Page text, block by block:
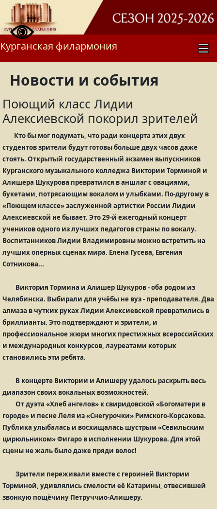
Курганская филармония
Новости и события
Поющий класс Лидии
Алексиевской покорил зрителей
Кто бы мог подумать, что ради концерта этих двух
студентов зрители будут готовы больше двух часов даже
стоять. Открытый государственный экзамен выпускников
Курганского музыкального колледжа Виктории Торминой и
Алишера Шукурова превратился в аншлаг с овациями,
букетами, потрясающим вокалом и улыбками. По-другому в
«Поющем классе» заслуженной артистки России Лидии
Алексиевской не бывает. Это 29-й ежегодный концерт
учеников одного из лучших педагогов страны по вокалу.
Воспитанников Лидии Владимировны можно встретить на
лучших оперных сценах мира. Елена Гусева, Евгения
Сотникова...
Виктория Тормина и Алишер Шукуров - оба родом из
Челябинска. Выбирали для учёбы не вуз - преподавателя. Два
алмаза в чутких руках Лидии Алексиевской превратились в
бриллианты. Это подтверждают и зрители, и
профессиональное жюри многих престижных всероссийских
и международных конкурсов, лауреатами которых
становились эти ребята.
В концерте Виктории и Алишеру удалось раскрыть весь
диапазон своих вокальных возможностей.
От дуэта «Хлеб ангелов» к свиридовской «Богоматери в
городе» и песне Леля из «Снегурочки» Римского-Корсакова.
Публика улыбалась и восхищалась шустрым «Севильским
цирюльником» Фигаро в исполнении Шукурова. Для этой
сцены не жаль было даже пряди волос!
Зрители переживали вместе с героиней Виктории
Торминой, удивлялись смелости её Катарины, отвесившей
звонкую пощёчину Петруччио-Алишеру.